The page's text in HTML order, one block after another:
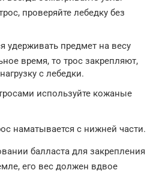
проверяйте лебедку без
удерживать предмет на весу
время, то трос закрепляют,
с лебедки.
используйте кожаные
наматывается с нижней части.
балласта для закрепления
его вес должен вдвое